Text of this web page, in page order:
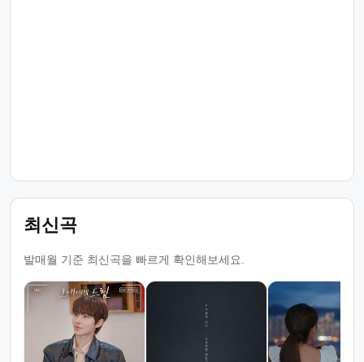
최신곡
발매월 기준 최신곡을 빠르게 확인해보세요.